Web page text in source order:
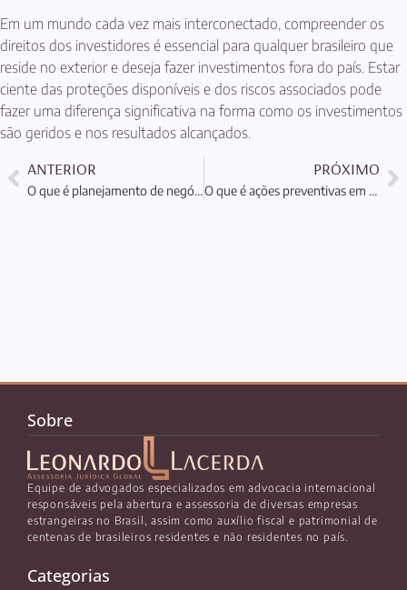
Em um mundo cada vez mais interconectado, compreender os
direitos dos investidores é essencial para qualquer brasileiro que
reside no exterior e deseja fazer investimentos fora do país. Estar
ciente das proteções disponíveis e dos riscos associados pode
fazer uma diferença significativa na forma como os investimentos
são geridos e nos resultados alcançados.
ANTERIOR
O que é planejamento de negócios no exterior: Guia Completo
PRÓXIMO
O que é ações preventivas em direito internacional: Entenda agora
Sobre
Equipe de advogados especializados em advocacia internacional
responsáveis pela abertura e assessoria de diversas empresas
estrangeiras no Brasil, assim como auxílio fiscal e patrimonial de
centenas de brasileiros residentes e não residentes no país.
Categorias